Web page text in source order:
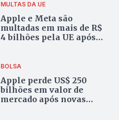
MULTAS DA UE
Apple e Meta são
multadas em mais de R$
4 bilhões pela UE após
BOLSA
Apple perde US$ 250
bilhões em valor de
mercado após novas